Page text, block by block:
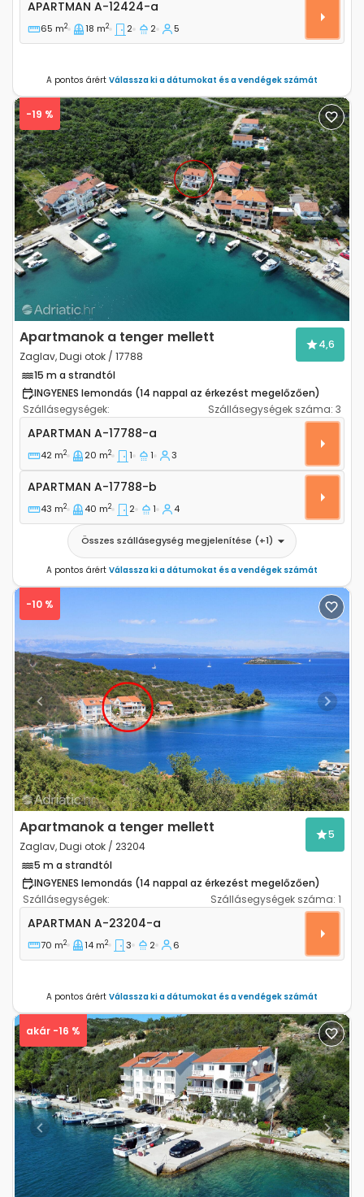
APARTMAN A-12424-a
65 m2 18 m2 2 2 5
A pontos árért Válassza ki a dátumokat és a vendégek számát
Previous Next
-19 %
Apartmanok a tenger mellett
Zaglav, Dugi otok / 17788
4,6
15 m a strandtól
INGYENES lemondás (14 nappal az érkezést megelőzően)
Szállásegységek:
Szállásegységek száma: 3
Egyszobás apartman Zaglav, Dugi otok A-17788-a
APARTMAN A-17788-a
42 m2 20 m2 1 1 3
Apartman A-17788-b
APARTMAN A-17788-b
43 m2 40 m2 2 1 4
Összes szállásegység megjelenítése (+1)
A pontos árért Válassza ki a dátumokat és a vendégek számát
Previous Next
-10 %
Apartmanok a tenger mellett
Zaglav, Dugi otok / 23204
5
5 m a strandtól
INGYENES lemondás (14 nappal az érkezést megelőzően)
Szállásegységek:
Szállásegységek száma: 1
Háromszobás apartman Zaglav, Dugi otok A-23204-a
APARTMAN A-23204-a
70 m2 14 m2 3 2 6
A pontos árért Válassza ki a dátumokat és a vendégek számát
Previous Next
akár -16 %